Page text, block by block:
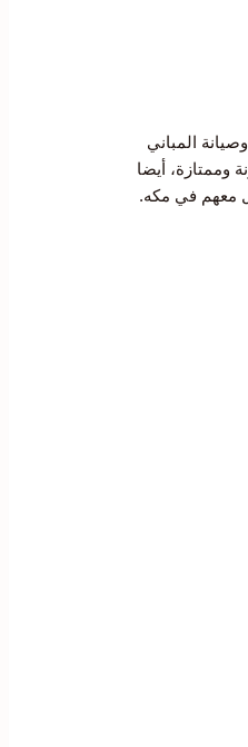
المباني
وممتازة، أيضا
معهم في مكه.